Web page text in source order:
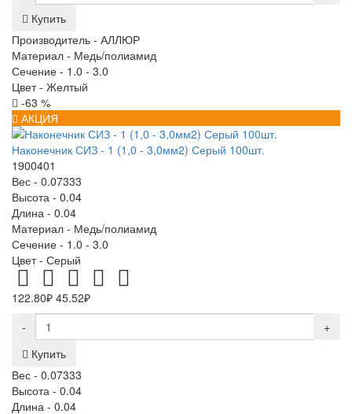
Купить
Производитель - АЛЛЮР
Материал - Медь/полиамид
Сечение - 1.0 - 3.0
Цвет - Желтый
-63 %
АКЦИЯ
Наконечник СИЗ - 1 (1,0 - 3,0мм2) Серый 100шт.
1900401
Вес - 0.07333
Высота - 0.04
Длина - 0.04
Материал - Медь/полиамид
Сечение - 1.0 - 3.0
Цвет - Серый
122.80₽ 45.52₽
-
+
Купить
Вес - 0.07333
Высота - 0.04
Длина - 0.04